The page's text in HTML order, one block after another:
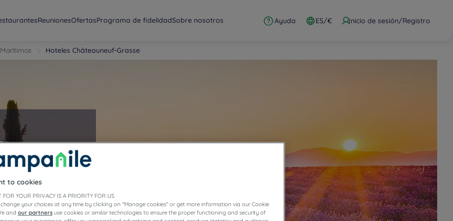
ReunionesOfertasPrograma de fidelidadSobre nosotros Ayuda ES/€ Inicio de sesión/Registro
Hoteles Châteauneuf-Grasse
to cookies
FOR YOUR PRIVACY IS A PRIORITY FOR US
your choices at any time by clicking on "Manage cookies" or get more information via our Cookie
and our partners use cookies or similar technologies to ensure the proper functioning and security of